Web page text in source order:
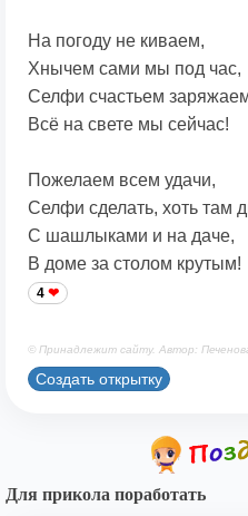
На погоду не киваем,
Хнычем сами мы под час,
Селфи счастьем
Всё на свете мы сейчас!
Пожелаем всем удачи,
Селфи сделать, хоть там
С шашлыками и на даче,
В доме за столом крутым!
4
© Принадлежит сайту. Автор:
Создать открытку
Для прикола поработать